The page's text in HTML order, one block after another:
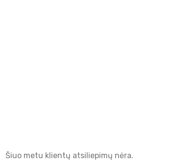
Šiuo metu klientų atsiliepimų nėra.